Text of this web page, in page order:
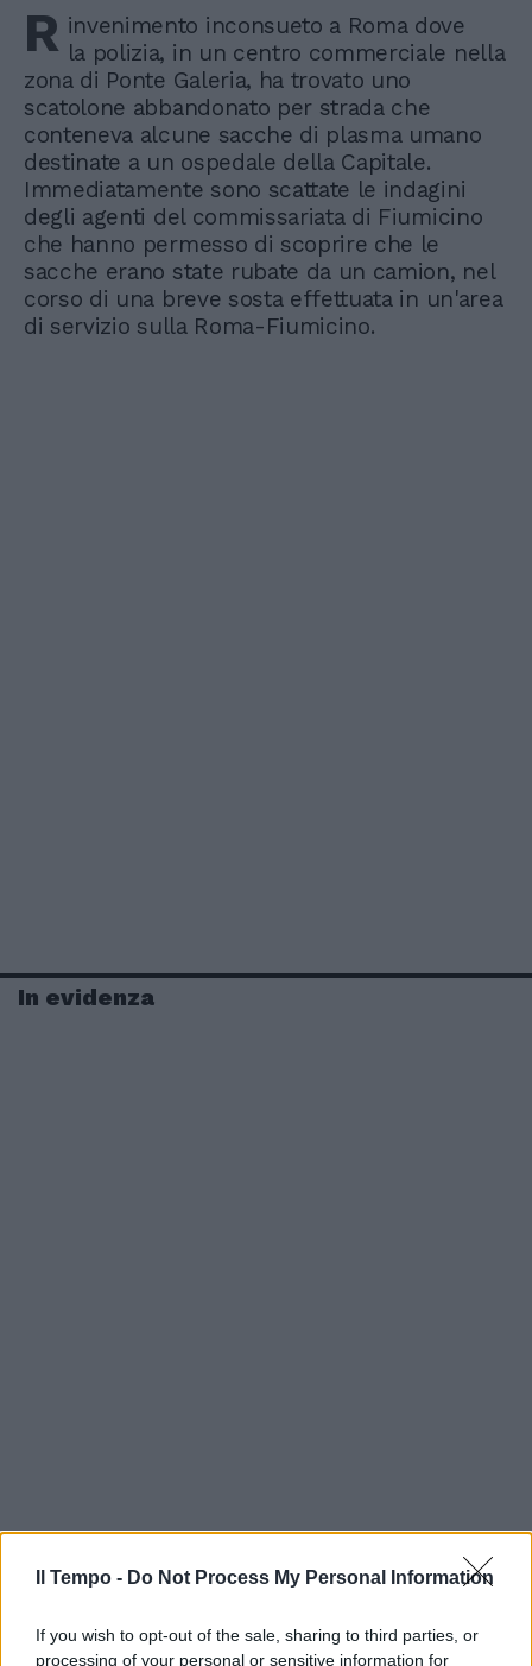
Il Tempo - Do Not Process My Personal Information
If you wish to opt-out of the sale, sharing to third parties, or
processing of your personal or sensitive information for
R invenimento inconsueto a Roma dove
la polizia, in un centro commerciale nella
zona di Ponte Galeria, ha trovato uno
scatolone abbandonato per strada che
conteneva alcune sacche di plasma umano
destinate a un ospedale della Capitale.
Immediatamente sono scattate le indagini
degli agenti del commissariata di Fiumicino
che hanno permesso di scoprire che le
sacche erano state rubate da un camion, nel
corso di una breve sosta effettuata in un'area
di servizio sulla Roma-Fiumicino.
In evidenza